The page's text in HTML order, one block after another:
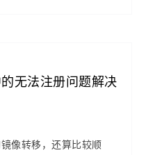
的无法注册问题解决
像转移，还算比较顺